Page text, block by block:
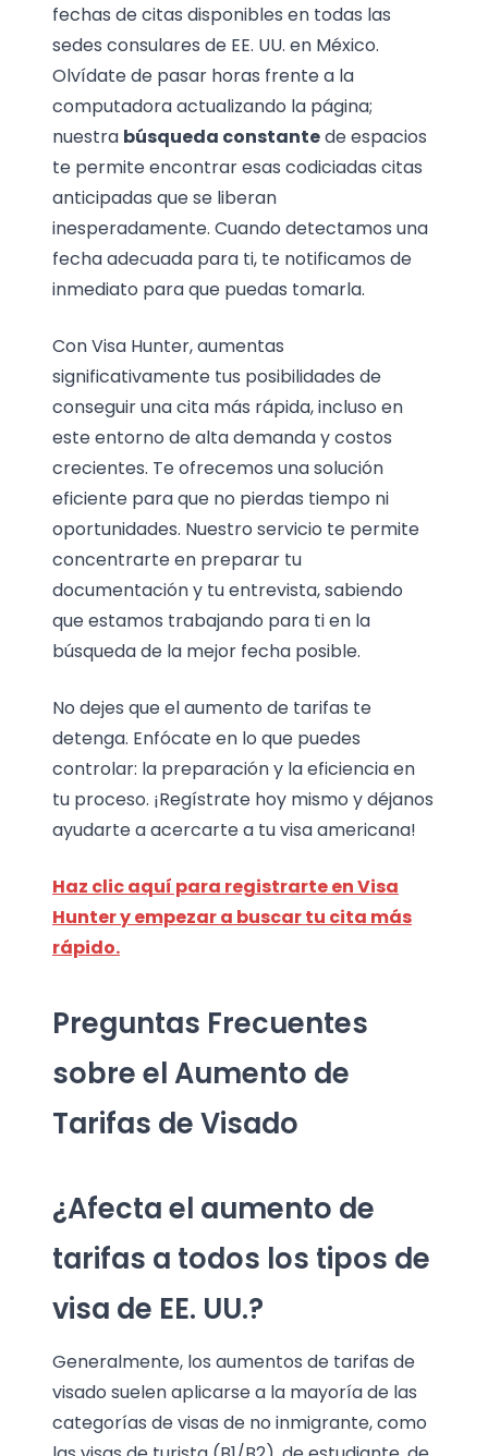
fechas de citas disponibles en todas las
sedes consulares de EE. UU. en México.
Olvídate de pasar horas frente a la
computadora actualizando la página;
nuestra búsqueda constantede espacios
te permite encontrar esas codiciadas citas
anticipadas que se liberan
inesperadamente. Cuando detectamos una
fecha adecuada para ti, te notificamos de
inmediato para que puedas tomarla.
Con Visa Hunter, aumentas
significativamente tus posibilidades de
conseguir una cita más rápida, incluso en
este entorno de alta demanda y costos
crecientes. Te ofrecemos una solución
eficiente para que no pierdas tiempo ni
oportunidades. Nuestro servicio te permite
concentrarte en preparar tu
documentación y tu entrevista, sabiendo
que estamos trabajando para ti en la
búsqueda de la mejor fecha posible.
No dejes que el aumento de tarifas te
detenga. Enfócate en lo que puedes
controlar: la preparación y la eficiencia en
tu proceso. ¡Regístrate hoy mismo y déjanos
ayudarte a acercarte a tu visa americana!
Haz clic aquí para registrarte en Visa
Hunter y empezar a buscar tu cita más
rápido.
Preguntas Frecuentes
sobre el Aumento de
Tarifas de Visado
¿Afecta el aumento de
tarifas a todos los tipos de
visa de EE. UU.?
Generalmente, los aumentos de tarifas de
visado suelen aplicarse a la mayoría de las
categorías de visas de no inmigrante, como